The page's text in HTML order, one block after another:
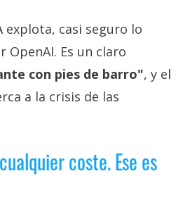
explota, casi seguro lo
OpenAI. Es un claro
con pies de barro", y el
a la crisis de las
coste. Ese es